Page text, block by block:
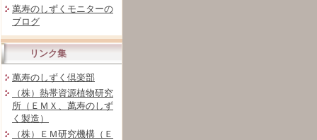
萬寿のしずくモニターの
ブログ
リンク集
萬寿のしずく倶楽部
（株）熱帯資源植物研究
所（ＥＭＸ、萬寿のしず
く製造）
（株）ＥＭ研究機構（Ｅ